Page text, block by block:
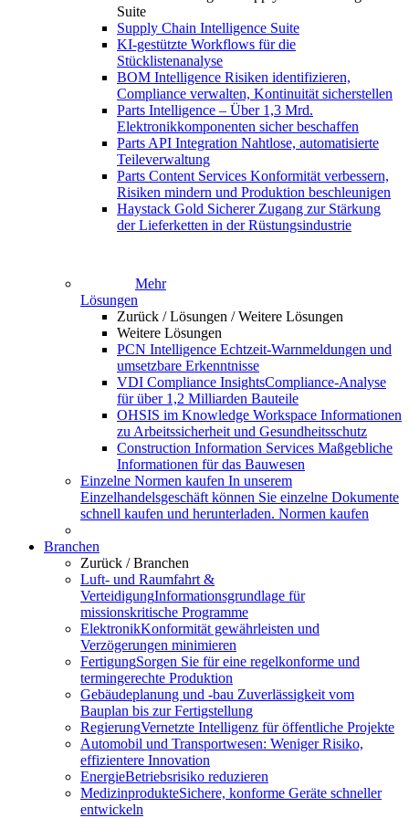
Suite
Supply Chain Intelligence Suite
KI-gestützte Workflows für die
Stücklistenanalyse
BOM Intelligence Risiken identifizieren,
Compliance verwalten, Kontinuität sicherstellen
Parts Intelligence – Über 1,3 Mrd.
Elektronikkomponenten sicher beschaffen
Parts API Integration Nahtlose, automatisierte
Teileverwaltung
Parts Content Services Konformität verbessern,
Risiken mindern und Produktion beschleunigen
Haystack Gold Sicherer Zugang zur Stärkung
der Lieferketten in der Rüstungsindustrie
Mehr
Lösungen
Zurück /Lösungen /Weitere Lösungen
Weitere Lösungen
PCN Intelligence Echtzeit-Warnmeldungen und
umsetzbare Erkenntnisse
VDI Compliance InsightsCompliance-Analyse
für über 1,2 Milliarden Bauteile
OHSIS im Knowledge Workspace Informationen
zu Arbeitssicherheit und Gesundheitsschutz
Construction Information Services Maßgebliche
Informationen für das Bauwesen
Einzelne Normen kaufen In unserem
Einzelhandelsgeschäft können Sie einzelne Dokumente
schnell kaufen und herunterladen. Normen kaufen
Branchen
Zurück /Branchen
Luft- und Raumfahrt &
VerteidigungInformationsgrundlage für
missionskritische Programme
ElektronikKonformität gewährleisten und
Verzögerungen minimieren
FertigungSorgen Sie für eine regelkonforme und
termingerechte Produktion
Gebäudeplanung und -bau Zuverlässigkeit vom
Bauplan bis zur Fertigstellung
RegierungVernetzte Intelligenz für öffentliche Projekte
Automobil und Transportwesen: Weniger Risiko,
effizientere Innovation
EnergieBetriebsrisiko reduzieren
MedizinprodukteSichere, konforme Geräte schneller
entwickeln